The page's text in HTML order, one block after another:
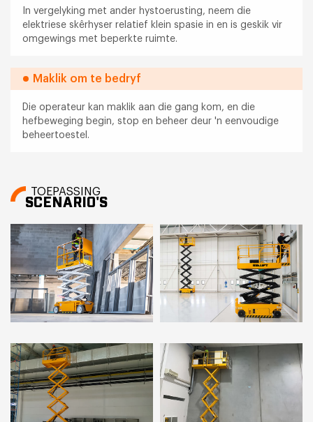
In vergelyking met ander hystoerusting, neem die
elektriese skêrhyser relatief klein spasie in en is geskik vir
omgewings met beperkte ruimte.
Maklik om te bedryf
Die operateur kan maklik aan die gang kom, en die
hefbeweging begin, stop en beheer deur 'n eenvoudige
beheertoestel.
TOEPASSING
SCENARIO'S